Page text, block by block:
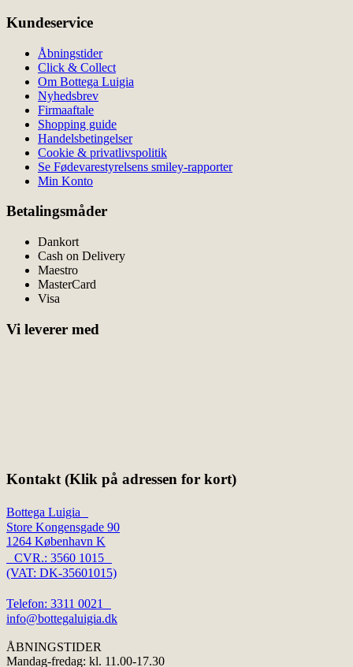
Kundeservice
Åbningstider
Click & Collect
Om Bottega Luigia
Nyhedsbrev
Firmaaftale
Shopping guide
Handelsbetingelser
Cookie & privatlivspolitik
Se Fødevarestyrelsens smiley-rapporter
Min Konto
Betalingsmåder
Dankort
Cash on Delivery
Maestro
MasterCard
Visa
Vi leverer med
Kontakt (Klik på adressen for kort)
Bottega Luigia
Store Kongensgade 90
1264 København K
CVR.: 3560 1015
(VAT: DK-35601015)
Telefon: 3311 0021
info@bottegaluigia.dk
ÅBNINGSTIDER
Mandag-fredag: kl. 11.00-17.30